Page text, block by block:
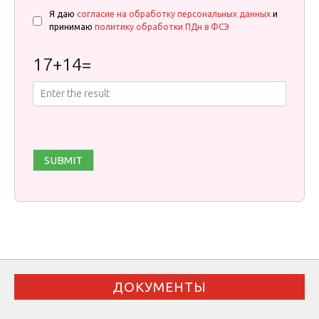
Я даю согласие на обработку персональных данных и
принимаю политику обработки ПДн в ФСЭ
17+14=
ДОКУМЕНТЫ